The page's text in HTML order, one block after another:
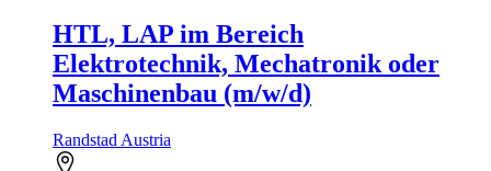
HTL, LAP im Bereich
Elektrotechnik, Mechatronik oder
Maschinenbau (m/w/d)
Randstad Austria